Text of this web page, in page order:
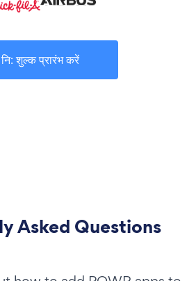
नि: शुल्क प्रारंभ करें
Asked Questions